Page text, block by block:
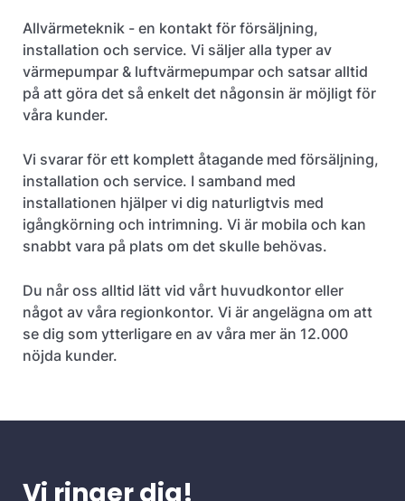
Allvärmeteknik - en kontakt för försäljning,
installation och service. Vi säljer alla typer av
värmepumpar & luftvärmepumpar och satsar alltid
på att göra det så enkelt det någonsin är möjligt för
våra kunder.
Vi svarar för ett komplett åtagande med försäljning,
installation och service. I samband med
installationen hjälper vi dig naturligtvis med
igångkörning och intrimning. Vi är mobila och kan
snabbt vara på plats om det skulle behövas.
Du når oss alltid lätt vid vårt huvudkontor eller
något av våra regionkontor. Vi är angelägna om att
se dig som ytterligare en av våra mer än 12.000
nöjda kunder.
Vi ringer dig!